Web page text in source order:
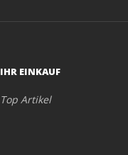
IHR EINKAUF
Top Artikel